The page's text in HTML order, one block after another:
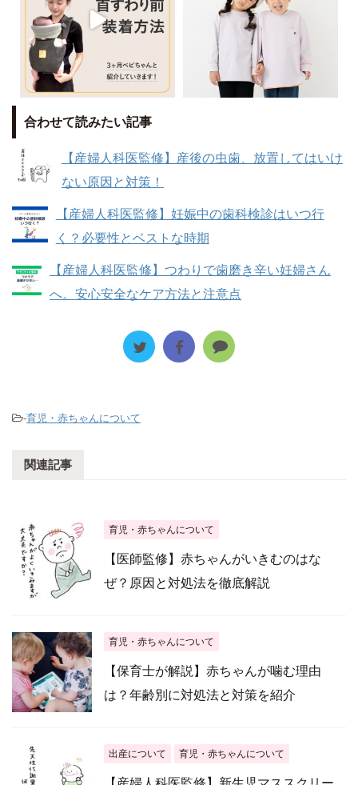
合わせて読みたい記事
【産婦人科医監修】産後の虫歯、放置してはいけ
ない原因と対策！
【産婦人科医監修】妊娠中の歯科検診はいつ行
く？必要性とベストな時期
【産婦人科医監修】つわりで歯磨き辛い妊婦さん
へ。安心安全なケア方法と注意点
-育児・赤ちゃんについて
関連記事
育児・赤ちゃんについて
【医師監修】赤ちゃんがいきむのはな
ぜ？原因と対処法を徹底解説
育児・赤ちゃんについて
【保育士が解説】赤ちゃんが噛む理由
は？年齢別に対処法と対策を紹介
出産について 育児・赤ちゃんについて